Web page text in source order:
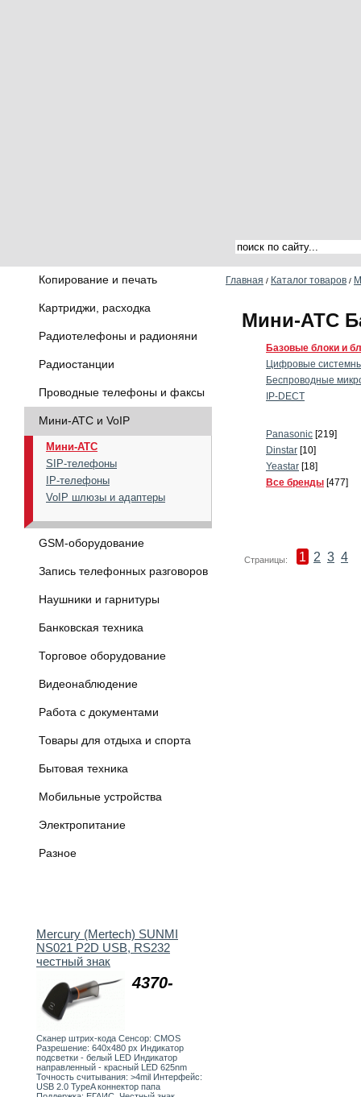
Копирование и печать
Картриджи, расходка
Радиотелефоны и радионяни
Радиостанции
Проводные телефоны и факсы
Мини-АТС и VoIP
Мини-АТС
SIP-телефоны
IP-телефоны
VoIP шлюзы и адаптеры
GSM-оборудование
Запись телефонных разговоров
Наушники и гарнитуры
Банковская техника
Торговое оборудование
Видеонаблюдение
Работа с документами
Товары для отдыха и спорта
Бытовая техника
Мобильные устройства
Электропитание
Разное
4370-
Mercury (Mertech) SUNMI
NS021 P2D USB, RS232
честный знак
Сканер штрих-кода Сенсор: CMOS
Разрешение: 640х480 px Индикатор
подсветки - белый LED Индикатор
направленный - красный LED 625nm
Точность считывания: >4mil Интерфейс:
USB 2.0 TypeA коннектор папа
Главная / Каталог товаров /
Мини-АТС
Базовые блоки и
Цифровые
Беспроводные
IP-DECT
Panasonic [219]
Dinstar [10]
Yeastar [18]
Все бренды [477]
Страницы: 1 2 3 4